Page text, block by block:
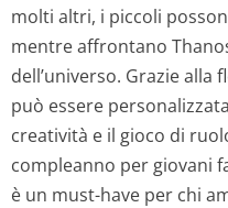
molti altri, i piccoli
mentre affrontano
dell’universo. Grazie alla
può essere
creatività e il gioco di
compleanno per giovani
è un must-have per chi